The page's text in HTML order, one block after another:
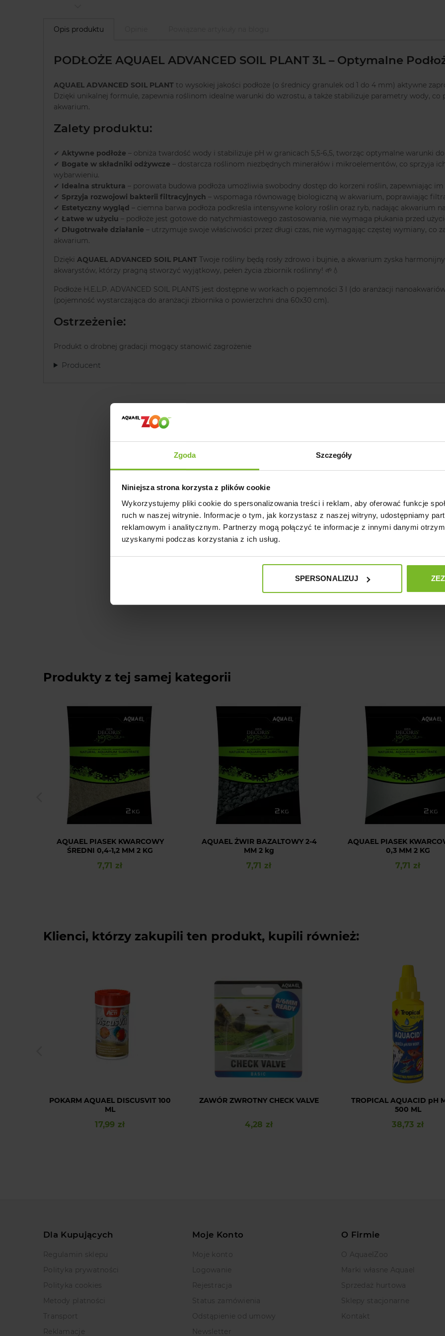
Zgoda Szczegóły
Niniejsza strona korzysta z plików cookie
Wykorzystujemy pliki cookie do spersonalizowania treści i reklam, aby oferować funkcje
ruch w naszej witrynie. Informacje o tym, jak korzystasz z naszej witryny, udostępniamy
reklamowym i analitycznym. Partnerzy mogą połączyć te informacje z innymi danymi
uzyskanymi podczas korzystania z ich usług.
SPERSONALIZUJ
Opis produktu
PODŁOŻE AQUAEL ADVANCED SOIL PLANT 3L – Optymalne
AQUAEL ADVANCED SOIL PLANT to wysokiej jakości podłoże (o średnicy granulek od 1 do 4 mm) aktywne
Dzięki unikalnej formule, zapewnia roślinom idealne warunki do wzrostu, a także stabilizuje parametry wody, co
akwarium.
Zalety produktu:
✔ Aktywne podłoże – obniża twardość wody i stabilizuje pH w granicach 5,5-6,5, tworząc optymalne warunki
✔ Bogate w składniki odżywcze – dostarcza roślinom niezbędnych minerałów i mikroelementów, co sprzyja
wybarwieniu.
✔ Idealna struktura – porowata budowa podłoża umożliwia swobodny dostęp do korzeni roślin, zapewniając
✔ Sprzyja rozwojowi bakterii filtracyjnych – wspomaga równowagę biologiczną w akwarium, poprawiając
✔ Estetyczny wygląd – ciemna barwa podłoża podkreśla intensywne kolory roślin oraz ryb, nadając akwarium
✔ Łatwe w użyciu – podłoże jest gotowe do natychmiastowego zastosowania, nie wymaga płukania przed
✔ Długotrwałe działanie – utrzymuje swoje właściwości przez długi czas, nie wymagając częstej wymiany, co
akwarium.
Dzięki AQUAEL ADVANCED SOIL PLANT Twoje rośliny będą rosły zdrowo i bujnie, a akwarium zyska
akwarystów, którzy pragną stworzyć wyjątkowy, pełen życia zbiornik roślinny! 🌱💧
Podłoże H.E.L.P. ADVANCED SOIL PLANTS jest dostępne w workach o pojemności 3 l (do aranżacji
(pojemność wystarczająca do aranżacji zbiornika o powierzchni dna 60x30 cm).
Ostrzeżenie:
Produkt o drobnej gradacji mogący stanowić zagrożenie
Producent
Opinie o produkcie: PODŁOŻE ADVANCED SOIL
Pytania i odpowiedzi (0)
Produkty z tej samej kategorii
AQUAEL PIASEK KWARCOWY
ŚREDNI 0,4-1,2 MM 2 KG
Cena
7,71 zł
AQUAEL ŻWIR BAZALTOWY 2-4
MM 2 kg
Cena
7,71 zł
AQUAEL PIASEK
0,3 MM 2 KG
Cena
7,71 zł
Klienci, którzy zakupili ten produkt, kupili również:
POKARM AQUAEL DISCUSVIT 100
ML
Cena
17,99 zł
ZAWÓR ZWROTNY CHECK VALVE
Cena
4,28 zł
TROPICAL AQUACID pH
500 ML
Cena
38,73 zł
Dla Kupujących
Regulamin sklepu
Polityka prywatności
Polityka cookies
Metody platności
Transport
Reklamacje
Moje Konto
Moje konto
Logowanie
Rejestracja
Status zamówienia
Odstąpienie od umowy
Newsletter
O Firmie
O AquaelZoo
Marki własne Aquael
Sprzedaż hurtowa
Sklepy stacjonarne
Kontakt